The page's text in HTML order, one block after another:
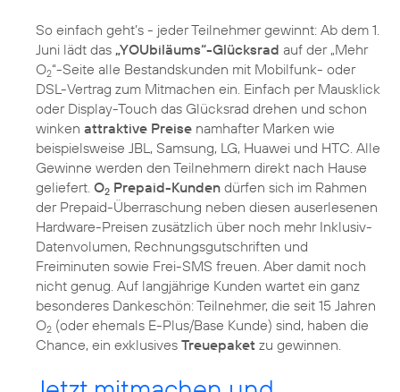
So einfach geht’s - jeder Teilnehmer gewinnt: Ab dem 1.
Juni lädt das „YOUbiläums“-Glücksrad auf der „Mehr
O2“-Seite alle Bestandskunden mit Mobilfunk- oder
DSL-Vertrag zum Mitmachen ein. Einfach per Mausklick
oder Display-Touch das Glücksrad drehen und schon
winken attraktive Preise namhafter Marken wie
beispielsweise JBL, Samsung, LG, Huawei und HTC. Alle
Gewinne werden den Teilnehmern direkt nach Hause
geliefert. O2 Prepaid-Kunden dürfen sich im Rahmen
der Prepaid-Überraschung neben diesen auserlesenen
Hardware-Preisen zusätzlich über noch mehr Inklusiv-
Datenvolumen, Rechnungsgutschriften und
Freiminuten sowie Frei-SMS freuen. Aber damit noch
nicht genug. Auf langjährige Kunden wartet ein ganz
besonderes Dankeschön: Teilnehmer, die seit 15 Jahren
O2 (oder ehemals E-Plus/Base Kunde) sind, haben die
Chance, ein exklusives Treuepaket zu gewinnen.